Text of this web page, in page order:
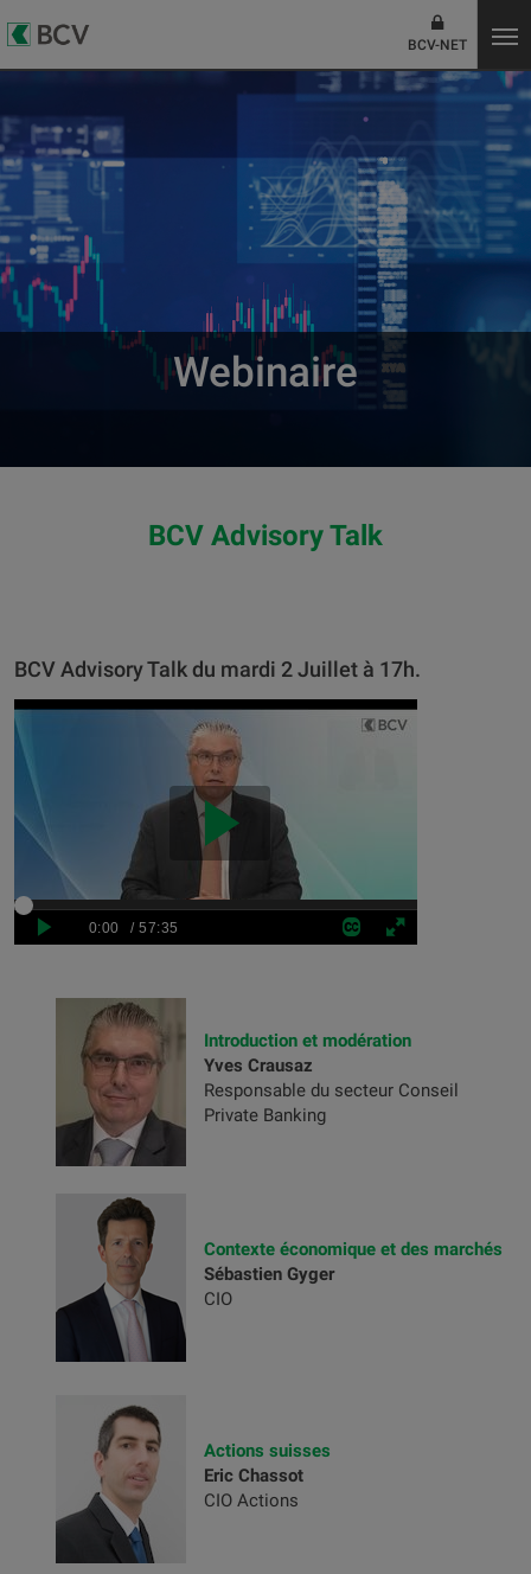
BCV-NET
Webinaire
BCV Advisory Talk
BCV Advisory Talk du mardi 2 Juillet à 17h.
Introduction et modération
Yves Crausaz
Responsable du secteur Conseil
Private Banking
Contexte économique et des marchés
Sébastien Gyger
CIO
Actions suisses
Eric Chassot
CIO Actions